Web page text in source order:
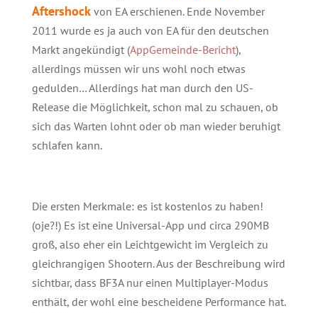
Aftershockvon EA erschienen. Ende November
2011 wurde es ja auch von EA für den deutschen
Markt angekündigt (AppGemeinde-Bericht),
allerdings müssen wir uns wohl noch etwas
gedulden… Allerdings hat man durch den US-
Release die Möglichkeit, schon mal zu schauen, ob
sich das Warten lohnt oder ob man wieder beruhigt
schlafen kann.
Die ersten Merkmale: es ist kostenlos zu haben!
(oje?!) Es ist eine Universal-App und circa 290MB
groß, also eher ein Leichtgewicht im Vergleich zu
gleichrangigen Shootern. Aus der Beschreibung wird
sichtbar, dass BF3A nur einen Multiplayer-Modus
enthält, der wohl eine bescheidene Performance hat.